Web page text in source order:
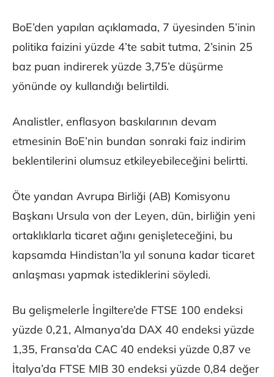
BoE’den yapılan açıklamada, 7 üyesinden 5’inin
politika faizini yüzde 4’te sabit tutma, 2’sinin 25
baz puan indirerek yüzde 3,75’e düşürme
yönünde oy kullandığı belirtildi.
Analistler, enflasyon baskılarının devam
etmesinin BoE’nin bundan sonraki faiz indirim
beklentilerini olumsuz etkileyebileceğini belirtti.
Öte yandan Avrupa Birliği (AB) Komisyonu
Başkanı Ursula von der Leyen, dün, birliğin yeni
ortaklıklarla ticaret ağını genişleteceğini, bu
kapsamda Hindistan’la yıl sonuna kadar ticaret
anlaşması yapmak istediklerini söyledi.
Bu gelişmelerle İngiltere’de FTSE 100 endeksi
yüzde 0,21, Almanya’da DAX 40 endeksi yüzde
1,35, Fransa’da CAC 40 endeksi yüzde 0,87 ve
İtalya’da FTSE MIB 30 endeksi yüzde 0,84 değer